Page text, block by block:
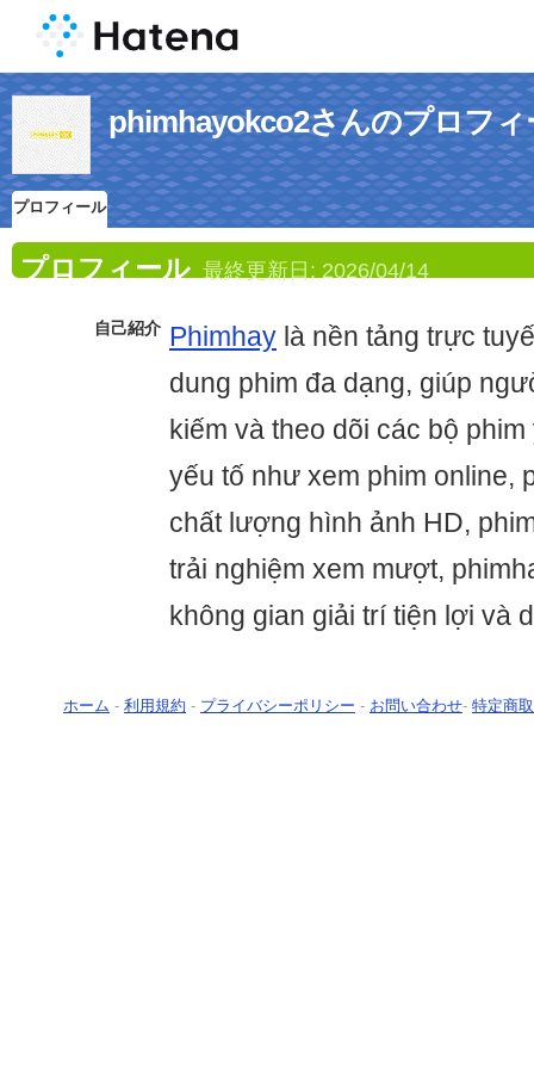
phimhayokco2さんのプロフィ
プロフィール
プロフィール 最終更新日: 2026/04/14
自己紹介 Phimhay là nền tảng trực
dung phim đa dạng, giúp
kiếm và theo dõi các bộ
yếu tố như xem phim online,
chất lượng hình ảnh HD,
trải nghiệm xem mượt,
không gian giải trí tiện lợi và
ホーム - 利用規約 - プライバシーポリシー - お問い合わせ- 特定商